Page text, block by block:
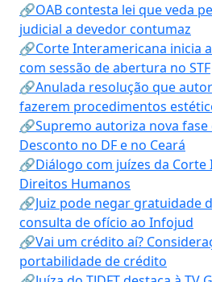
🔗OAB contesta lei que veda
judicial a devedor contumaz
🔗Corte Interamericana inicia
com sessão de abertura no STF
🔗Anulada resolução que
fazerem procedimentos
🔗Supremo autoriza nova fase
Desconto no DF e no Ceará
🔗Diálogo com juízes da
Direitos Humanos
🔗Juiz pode negar gratuidade
consulta de ofício ao Infojud
🔗Vai um crédito aí?
portabilidade de crédito